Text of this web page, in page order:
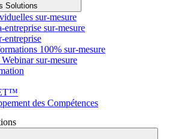
Solutions
sur-mesure
entreprise sur-mesure
entreprise
100% sur-mesure
sur-mesure
des Compétences